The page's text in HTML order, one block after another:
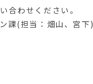
合わせください。
課(担当：畑山、宮下)